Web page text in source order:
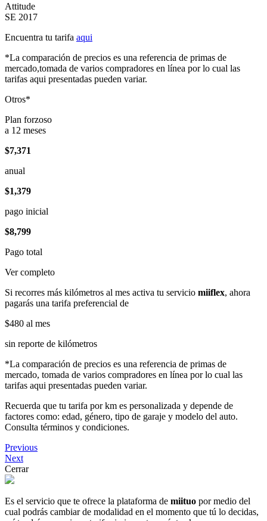
Attitude
SE 2017
Encuentra tu tarifa aqui
*La comparación de precios es una referencia de primas de
mercado,tomada de varios compradores en línea por lo cual las
tarifas aqui presentadas pueden variar.
Otros*
Plan forzoso
a 12 meses
$7,371
anual
$1,379
pago inicial
$8,799
Pago total
Ver completo
Si recorres más kilómetros al mes activa tu servicio miiflex, ahora
pagarás una tarifa preferencial de
$480 al mes
sin reporte de kilómetros
*La comparación de precios es una referencia de primas de
mercado, tomada de varios compradores en línea por lo cual las
tarifas aqui presentadas pueden variar.
Recuerda que tu tarifa por km es personalizada y depende de
factores como: edad, género, tipo de garaje y modelo del auto.
Consulta términos y condiciones.
Previous
Next
Cerrar
Es el servicio que te ofrece la plataforma de miituo por medio del
cual podrás cambiar de modalidad en el momento que tú lo decidas,